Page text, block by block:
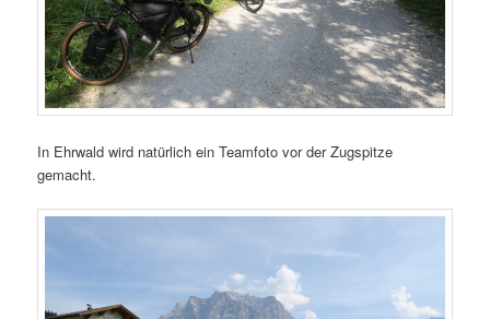
In Ehrwald wird natürlich ein Teamfoto vor der Zugspitze
gemacht.